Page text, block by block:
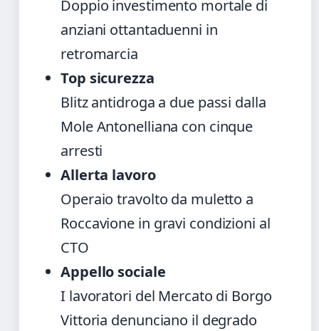
Doppio investimento mortale di
anziani ottantaduenni in
retromarcia
Top sicurezza
Blitz antidroga a due passi dalla
Mole Antonelliana con cinque
arresti
Allerta lavoro
Operaio travolto da muletto a
Roccavione in gravi condizioni al
CTO
Appello sociale
I lavoratori del Mercato di Borgo
Vittoria denunciano il degrado